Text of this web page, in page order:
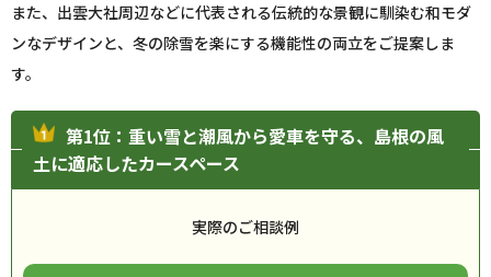
また、出雲大社周辺などに代表される伝統的な景観に馴染む和モダ
ンなデザインと、冬の除雪を楽にする機能性の両立をご提案しま
す。
第1位：重い雪と潮風から愛車を守る、島根の風
土に適応したカースペース
実際のご相談例